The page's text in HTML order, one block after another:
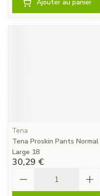
Ajouter au panier
Tena
Tena Proskin Pants Normal
Large 18
30,29 €